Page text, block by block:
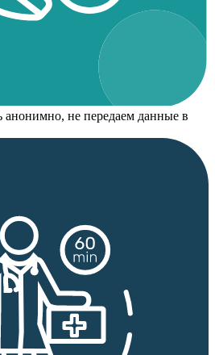
анонимно, не передаем данные в